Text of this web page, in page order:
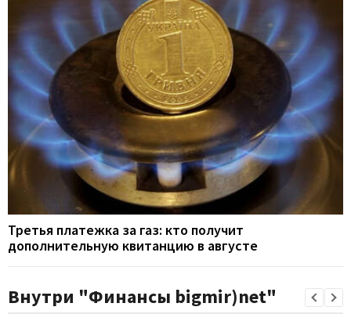
Третья платежка за газ: кто получит
дополнительную квитанцию в августе
Внутри "Финансы bigmir)net"